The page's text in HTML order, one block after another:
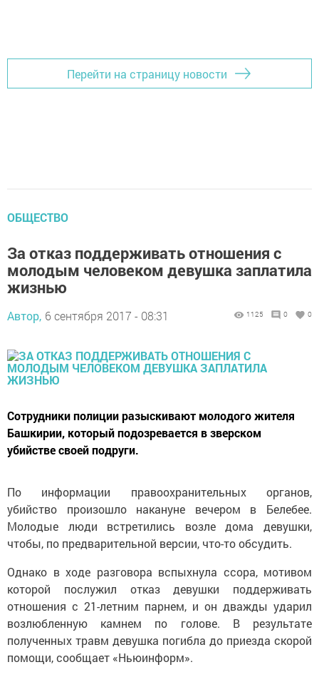
Перейти на страницу новости
ОБЩЕСТВО
За отказ поддерживать отношения с
молодым человеком девушка заплатила
жизнью
Автор, 6 сентября 2017 - 08:31 1125 0 0
Сотрудники полиции разыскивают молодого жителя
Башкирии, который подозревается в зверском
убийстве своей подруги.
По информации правоохранительных органов,
убийство произошло накануне вечером в Белебее.
Молодые люди встретились возле дома девушки,
чтобы, по предварительной версии, что-то обсудить.
Однако в ходе разговора вспыхнула ссора, мотивом
которой послужил отказ девушки поддерживать
отношения с 21-летним парнем, и он дважды ударил
возлюбленную камнем по голове. В результате
полученных травм девушка погибла до приезда скорой
помощи, сообщает «Ньюинформ».